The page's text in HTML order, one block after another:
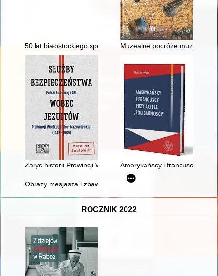
50 lat białostockiego sportu kartingowego
Muzealne podróże
Zarys historii Prowincji Wielkopolsko-Mazowieckiej jezuitów w
Amerykańscy i francuscy
Obrazy mesjasza i zbawienia we frankizmie
ROCZNIK 2022